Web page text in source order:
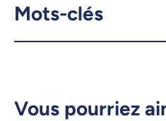
Mots-clés
Vous pourriez